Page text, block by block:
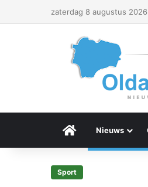
zaterdag 8 augustus 2026
Menu Item
Nieuws
Sport